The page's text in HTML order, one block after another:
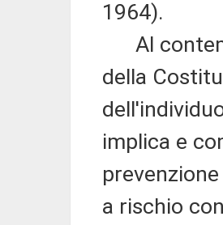
1964).
Al
della
implica e
a rischio